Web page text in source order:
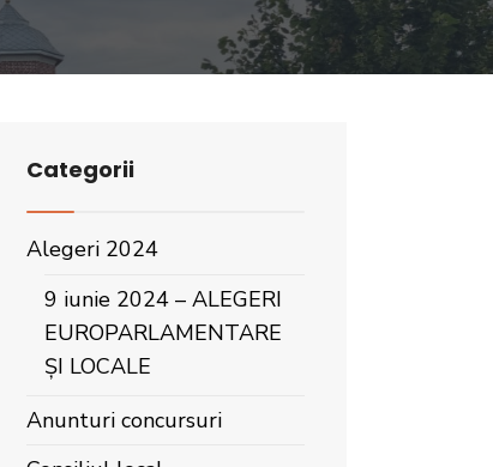
Categorii
Alegeri 2024
9 iunie 2024 – ALEGERI
EUROPARLAMENTARE
ȘI LOCALE
Anunturi concursuri